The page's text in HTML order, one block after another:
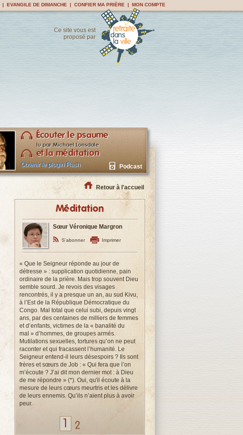
MON COMPTE
|
CONFIER MA PRIÈRE
|
EVANGILE DE DIMANCHE
|
Ce site vous est
proposé par
Écouter le psaume
lu par Michael Lonsdale
et la méditation
Obtenir le plugin Flash Podcast
Retour à l'accueil
Méditation
Sœur Véronique Margron
S'abonner Imprimer
« Que le Seigneur réponde au jour de
détresse » : supplication quotidienne, pain
ordinaire de la prière. Mais trop souvent Dieu
semble sourd. Je revois des visages
rencontrés, il y a presque un an, au sud Kivu,
à l’Est de la République Démocratique du
Congo. Mal total que celui subi, depuis vingt
ans, par des centaines de milliers de femmes
et d’enfants, victimes de la « banalité du
mal » d’hommes, de groupes armés.
Mutilations sexuelles, tortures qu’on ne peut
raconter et qui fracassent l’humanité. Le
Seigneur entend-il leurs désespoirs ? Ils sont
frères et sœurs de Job : « Qui fera que l’on
m’écoute ? J’ai dit mon dernier mot : à Dieu
de me répondre » (*). Oui, qu'il écoute à la
mesure de leurs cœurs meurtris et les délivre
de leurs ennemis. Qu’ils n’aient plus à avoir
peur.
1 2